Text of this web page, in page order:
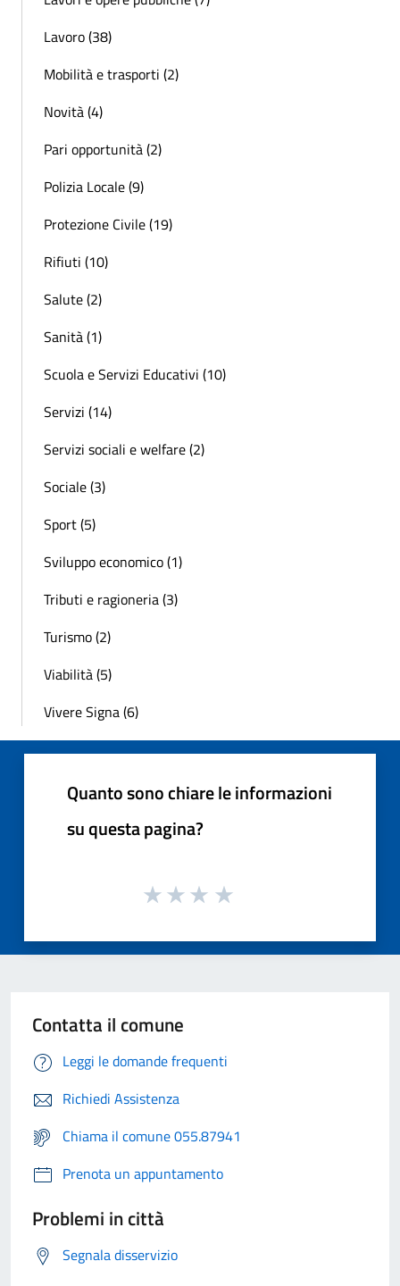
Lavoro (38)
Mobilità e trasporti (2)
Novità (4)
Pari opportunità (2)
Polizia Locale (9)
Protezione Civile (19)
Rifiuti (10)
Salute (2)
Sanità (1)
Scuola e Servizi Educativi (10)
Servizi (14)
Servizi sociali e welfare (2)
Sociale (3)
Sport (5)
Sviluppo economico (1)
Tributi e ragioneria (3)
Turismo (2)
Viabilità (5)
Vivere Signa (6)
Quanto sono chiare le informazioni
su questa pagina?
Contatta il comune
Leggi le domande frequenti
Richiedi Assistenza
Chiama il comune 055.87941
Prenota un appuntamento
Problemi in città
Segnala disservizio